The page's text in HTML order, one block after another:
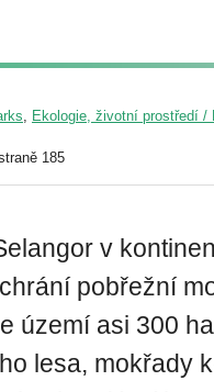
, Ekologie, životní prostředí /
185
v
pobřežní
území asi 300
lesa, mokřady